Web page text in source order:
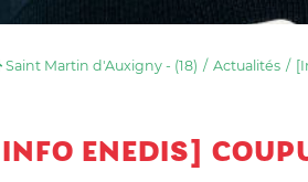
Saint Martin d'Auxigny - (18) Actualités
[INFO ENEDIS]